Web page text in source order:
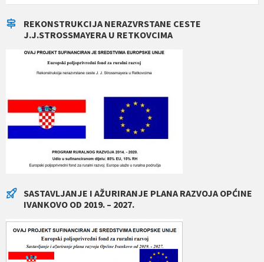
REKONSTRUKCIJA NERAZVRSTANE CESTE
J.J.STROSSMAYERA U RETKOVCIMA
SASTAVLJANJE I AŽURIRANJE PLANA RAZVOJA OPĆINE
IVANKOVO OD 2019. – 2027.